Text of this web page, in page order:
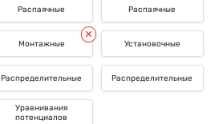
Распаячные Распаячные
Монтажные Установочные
Распределительные Распределительные
Уравнивания
потенциалов